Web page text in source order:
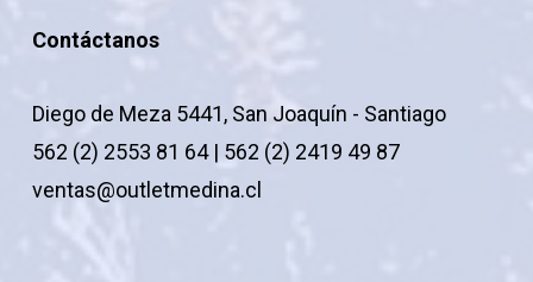
Contáctanos
Diego de Meza 5441, San Joaquín - Santiago
562 (2) 2553 81 64 | 562 (2) 2419 49 87
ventas@outletmedina.cl